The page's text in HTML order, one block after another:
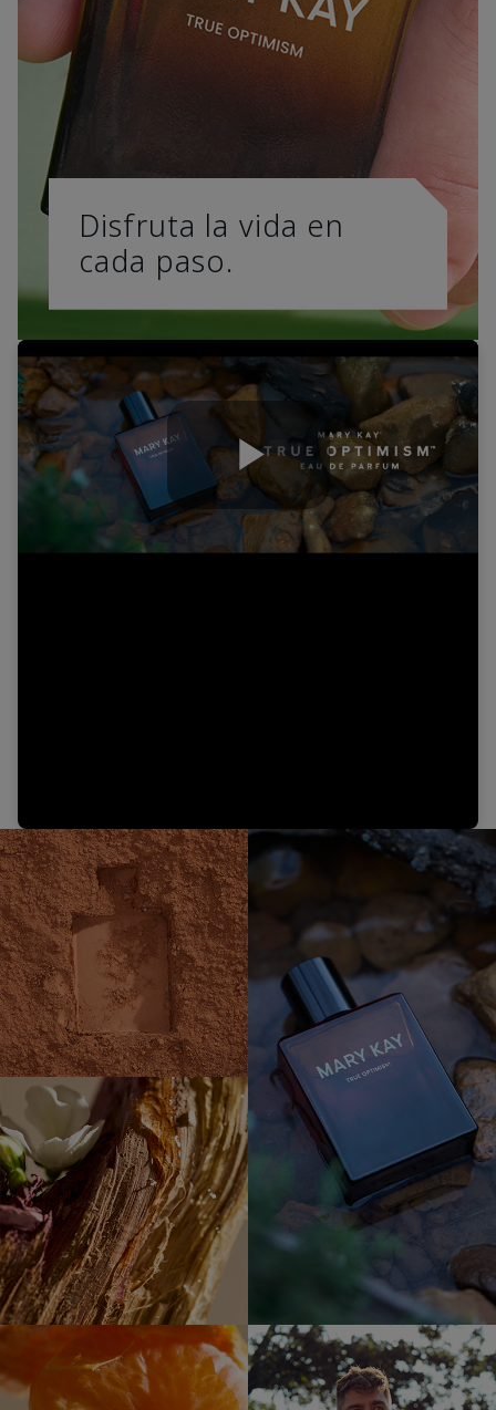
Disfruta la vida en
cada paso.
Play